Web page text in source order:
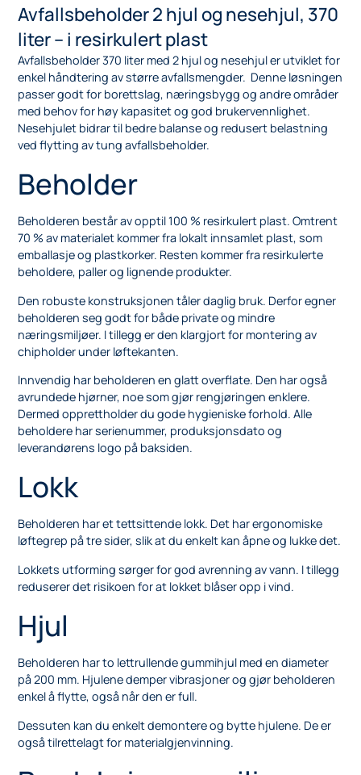
Avfallsbeholder 2 hjul og nesehjul, 370
liter – i resirkulert plast
Avfallsbeholder 370 liter med 2 hjul og nesehjul er utviklet for
enkel håndtering av større avfallsmengder. Denne løsningen
passer godt for borettslag, næringsbygg og andre områder
med behov for høy kapasitet og god brukervennlighet.
Nesehjulet bidrar til bedre balanse og redusert belastning
ved flytting av tung avfallsbeholder.
Beholder
Beholderen består av opptil 100 % resirkulert plast. Omtrent
70 % av materialet kommer fra lokalt innsamlet plast, som
emballasje og plastkorker. Resten kommer fra resirkulerte
beholdere, paller og lignende produkter.
Den robuste konstruksjonen tåler daglig bruk. Derfor egner
beholderen seg godt for både private og mindre
næringsmiljøer. I tillegg er den klargjort for montering av
chipholder under løftekanten.
Innvendig har beholderen en glatt overflate. Den har også
avrundede hjørner, noe som gjør rengjøringen enklere.
Dermed opprettholder du gode hygieniske forhold. Alle
beholdere har serienummer, produksjonsdato og
leverandørens logo på baksiden.
Lokk
Beholderen har et tettsittende lokk. Det har ergonomiske
løftegrep på tre sider, slik at du enkelt kan åpne og lukke det.
Lokkets utforming sørger for god avrenning av vann. I tillegg
reduserer det risikoen for at lokket blåser opp i vind.
Hjul
Beholderen har to lettrullende gummihjul med en diameter
på 200 mm. Hjulene demper vibrasjoner og gjør beholderen
enkel å flytte, også når den er full.
Dessuten kan du enkelt demontere og bytte hjulene. De er
også tilrettelagt for materialgjenvinning.